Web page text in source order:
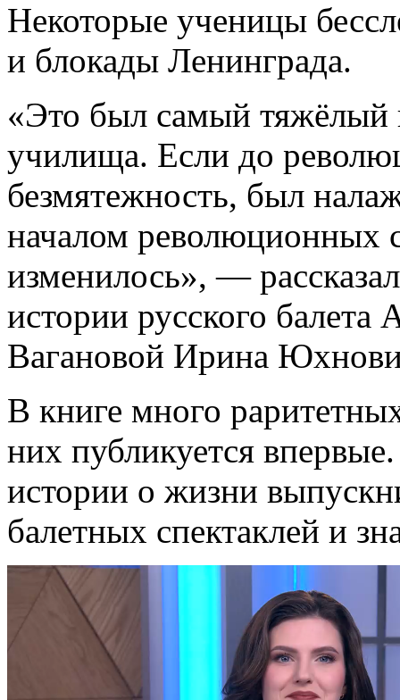
Некоторые ученицы
и блокады Ленинграда.
«Это был самый тяжёлый
училища. Если до
безмятежность, был
началом революционных
изменилось», —
истории русского
Вагановой Ирина
В книге много
них публикуется
истории о жизни
балетных спектаклей и